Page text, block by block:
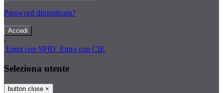
Password dimenticata?
-
Entra con SPID Entra con CIE
Seleziona utente
button close ×